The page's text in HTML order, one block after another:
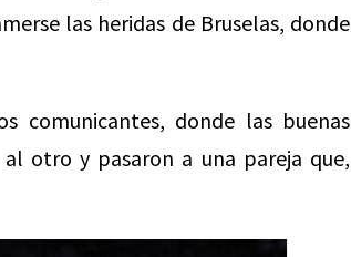
las heridas de Bruselas, donde
comunicantes, donde las buenas
otro y pasaron a una pareja que,